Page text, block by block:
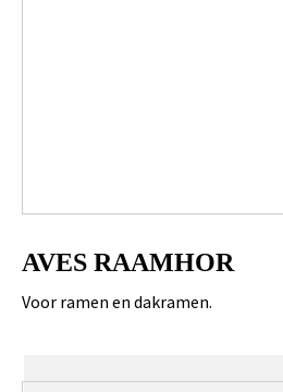
AVES RAAMHOR
Voor ramen en dakramen.